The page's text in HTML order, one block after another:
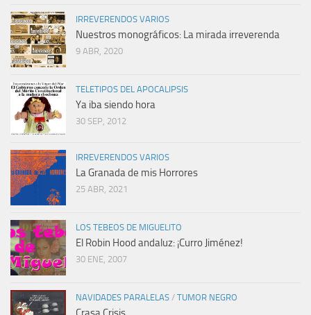
IRREVERENDOS VARIOS
Nuestros monográficos: La mirada irreverenda
9 ABR, 2020
TELETIPOS DEL APOCALIPSIS
Ya iba siendo hora
30 SEP, 2012
IRREVERENDOS VARIOS
La Granada de mis Horrores
25 ABR, 2021
LOS TEBEOS DE MIGUELITO
El Robin Hood andaluz: ¡Curro Jiménez!
30 ENE, 2007
NAVIDADES PARALELAS / TUMOR NEGRO